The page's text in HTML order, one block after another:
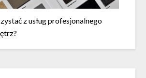
z usług profesjonalnego